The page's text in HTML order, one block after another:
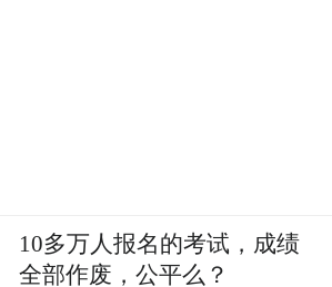
10多万人报名的考试，成绩
全部作废，公平么？